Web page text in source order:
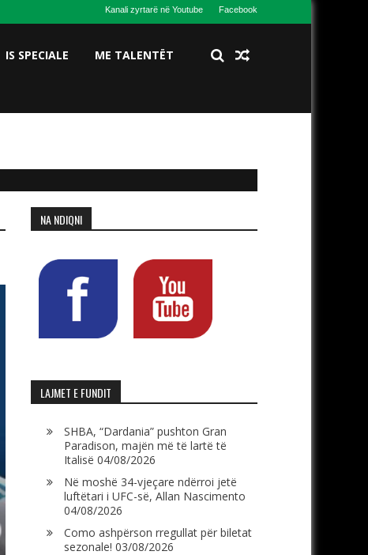
Kanali zyrtarë në Youtube Facebook
IS SPECIALE ME TALENTËT
NA NDIQNI
LAJMET E FUNDIT
SHBA, “Dardania” pushton Gran
Paradison, majën më të lartë të
Italisë 04/08/2026
Në moshë 34-vjeçare ndërroi jetë
luftëtari i UFC-së, Allan Nascimento
04/08/2026
Como ashpërson rregullat për biletat
sezonale! 03/08/2026